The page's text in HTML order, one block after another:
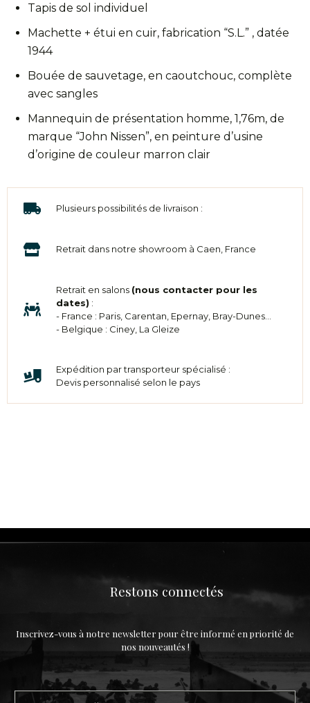
Tapis de sol individuel
Machette + étui en cuir, fabrication “S.L.” , datée
1944
Bouée de sauvetage, en caoutchouc, complète
avec sangles
Mannequin de présentation homme, 1,76m, de
marque “John Nissen”, en peinture d’usine
d’origine de couleur marron clair
Plusieurs possibilités de livraison :
Retrait dans notre showroom à Caen, France
Retrait en salons (nous contacter pour les
dates) :
- France : Paris, Carentan, Epernay, Bray-Dunes...
- Belgique : Ciney, La Gleize
Expédition par transporteur spécialisé :
Devis personnalisé selon le pays
Restons connectés
Inscrivez-vous à notre newsletter pour être informé en priorité de
nos nouveautés !